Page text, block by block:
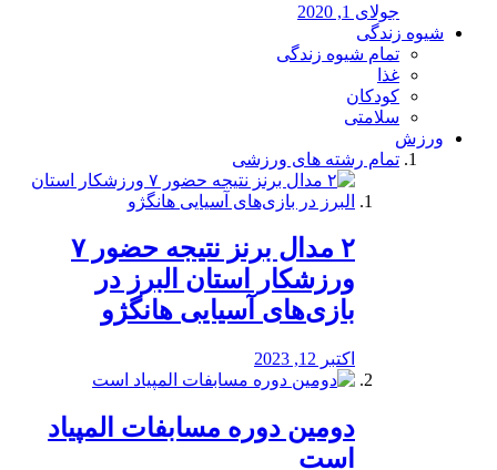
جولای 1, 2020
شیوه زندگی
تمام شیوه زندگی
غذا
کودکان
سلامتی
ورزش
تمام رشته های ورزشی
۲ مدال برنز نتیجه حضور ۷
ورزشکار استان البرز در
بازی‌های آسیایی هانگژو
اکتبر 12, 2023
دومین دوره مسابفات المپیاد
است